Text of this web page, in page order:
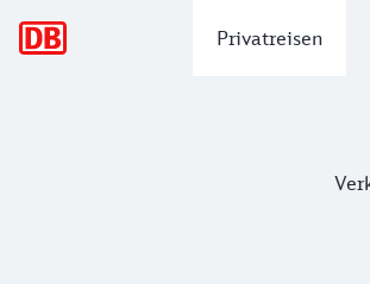
Privatreisen